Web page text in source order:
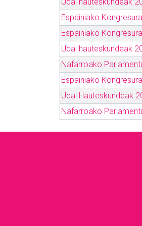
Espainiako
Espainiako
Udal hauteskundeak
Nafarroako
Espainiako
Udal Hauteskundeak
Nafarroako